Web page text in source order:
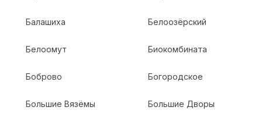
Балашиха Белоозёрский
Белоомут Биокомбината
Боброво Богородское
Большие Вязёмы Большие Дворы